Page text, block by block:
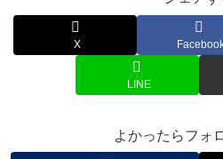
X
LINE
よかったらフォ